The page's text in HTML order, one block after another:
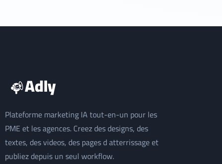
Adly
Plateforme marketing IA tout-en-un pour les
PME et les agences. Creez des designs, des
textes, des videos, des pages d atterrissage et
publiez depuis un seul workflow.